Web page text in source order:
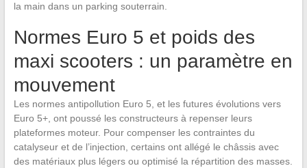
la main dans un parking souterrain.
Normes Euro 5 et poids des
maxi scooters : un paramètre en
mouvement
Les normes antipollution Euro 5, et les futures évolutions vers
Euro 5+, ont poussé les constructeurs à repenser leurs
plateformes moteur. Pour compenser les contraintes du
catalyseur et de l’injection, certains ont allégé le châssis avec
des matériaux plus légers ou optimisé la répartition des masses.